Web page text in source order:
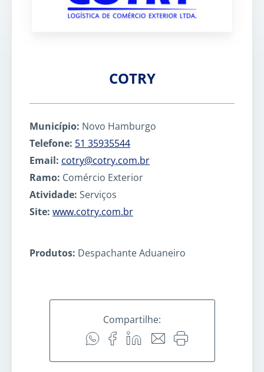
COTRY
Município: Novo Hamburgo
Telefone: 51 35935544
Email: cotry@cotry.com.br
Ramo: Comércio Exterior
Atividade: Serviços
Site: www.cotry.com.br
Produtos: Despachante Aduaneiro
Compartilhe: